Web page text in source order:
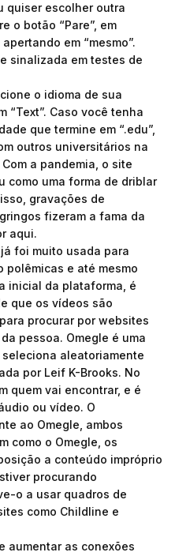
quiser escolher outra
o botão “Pare”, em
em “mesmo”.
sinalizada em testes de
o idioma de sua
“Text”. Caso você tenha
que termine em “.edu”,
outros universitários na
a pandemia, o site
como uma forma de driblar
gravações de
fizeram a fama da
aqui.
foi muito usada para
polêmicas e até mesmo
inicial da plataforma, é
que os vídeos são
procurar por websites
pessoa. Omegle é uma
aleatoriamente
por Leif K-Brooks. No
quem vai encontrar, e é
ou vídeo. O
ao Omegle, ambos
como o Omegle, os
a conteúdo impróprio
procurando
o a usar quadros de
como Childline e
aumentar as conexões